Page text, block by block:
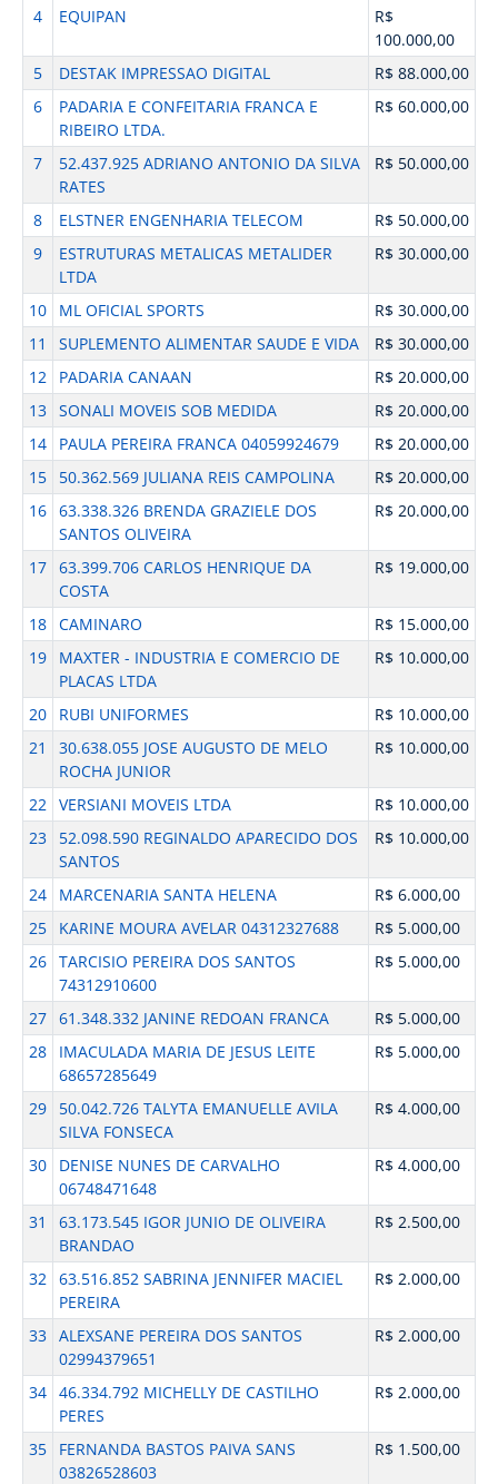
4 EQUIPAN
R$
100.000,00
5
DESTAK IMPRESSAO DIGITAL
R$ 88.000,00
6
PADARIA E CONFEITARIA FRANCA E
RIBEIRO LTDA.
R$ 60.000,00
7
52.437.925 ADRIANO ANTONIO DA SILVA
RATES
R$ 50.000,00
8 ELSTNER ENGENHARIA TELECOM
R$ 50.000,00
9
ESTRUTURAS METALICAS METALIDER
LTDA
R$ 30.000,00
10 ML OFICIAL SPORTS
R$ 30.000,00
11
SUPLEMENTO ALIMENTAR SAUDE E VIDA
R$ 30.000,00
12
PADARIA CANAAN
R$ 20.000,00
13 SONALI MOVEIS SOB MEDIDA
R$ 20.000,00
14
PAULA PEREIRA FRANCA 04059924679
R$ 20.000,00
15
50.362.569 JULIANA REIS CAMPOLINA
R$ 20.000,00
16 63.338.326 BRENDA GRAZIELE DOS
SANTOS OLIVEIRA
R$ 20.000,00
17 63.399.706 CARLOS HENRIQUE DA
COSTA
R$ 19.000,00
18 CAMINARO
R$ 15.000,00
19
MAXTER - INDUSTRIA E COMERCIO DE
PLACAS LTDA
R$ 10.000,00
20 RUBI UNIFORMES
R$ 10.000,00
21
30.638.055 JOSE AUGUSTO DE MELO
ROCHA JUNIOR
R$ 10.000,00
22 VERSIANI MOVEIS LTDA
R$ 10.000,00
23
52.098.590 REGINALDO APARECIDO DOS
SANTOS
R$ 10.000,00
24 MARCENARIA SANTA HELENA
R$ 6.000,00
25
KARINE MOURA AVELAR 04312327688
R$ 5.000,00
26 TARCISIO PEREIRA DOS SANTOS
74312910600
R$ 5.000,00
27 61.348.332 JANINE REDOAN FRANCA
R$ 5.000,00
28
IMACULADA MARIA DE JESUS LEITE
68657285649
R$ 5.000,00
29
50.042.726 TALYTA EMANUELLE AVILA
SILVA FONSECA
R$ 4.000,00
30
DENISE NUNES DE CARVALHO
06748471648
R$ 4.000,00
31
63.173.545 IGOR JUNIO DE OLIVEIRA
BRANDAO
R$ 2.500,00
32 63.516.852 SABRINA JENNIFER MACIEL
PEREIRA
R$ 2.000,00
33 ALEXSANE PEREIRA DOS SANTOS
02994379651
R$ 2.000,00
34 46.334.792 MICHELLY DE CASTILHO
PERES
R$ 2.000,00
35
FERNANDA BASTOS PAIVA SANS
03826528603
R$ 1.500,00